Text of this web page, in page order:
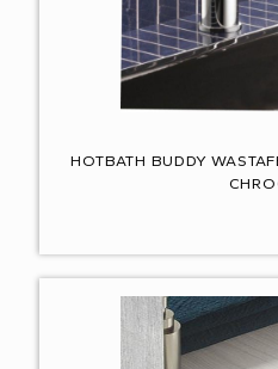
HOTBATH BUDDY